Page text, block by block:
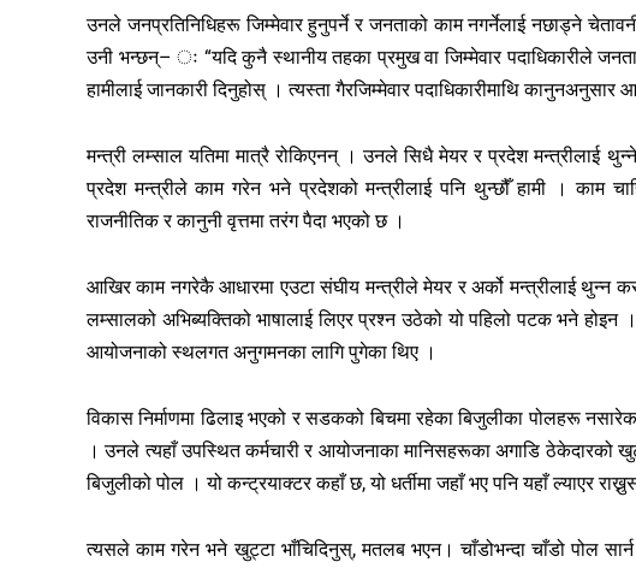
उनले जनप्रतिनिधिहरू जिम्मेवार हुनुपर्ने र जनताको काम नगर्नेलाई नछाड्ने
उनी भन्छन्– ः “यदि कुनै स्थानीय तहका प्रमुख वा जिम्मेवार पदाधिकारीले
हामीलाई जानकारी दिनुहोस् । त्यस्ता गैरजिम्मेवार पदाधिकारीमाथि
मन्त्री लम्साल यतिमा मात्रै रोकिएनन् । उनले सिधै मेयर र प्रदेश मन्त्रीलाई
प्रदेश मन्त्रीले काम गरेन भने प्रदेशको मन्त्रीलाई पनि थुन्छौँ हामी । काम
राजनीतिक र कानुनी वृत्तमा तरंग पैदा भएको छ ।
आखिर काम नगरेकै आधारमा एउटा संघीय मन्त्रीले मेयर र अर्को मन्त्रीलाई थुन्न
लम्सालको अभिब्यक्तिको भाषालाई लिएर प्रश्न उठेको यो पहिलो पटक भने
आयोजनाको स्थलगत अनुगमनका लागि पुगेका थिए ।
विकास निर्माणमा ढिलाइ भएको र सडकको बिचमा रहेका बिजुलीका पोलहरू
। उनले त्यहाँ उपस्थित कर्मचारी र आयोजनाका मानिसहरूका अगाडि ठेकेदारको
बिजुलीको पोल । यो कन्ट्रयाक्टर कहाँ छ, यो धर्तीमा जहाँ भए पनि यहाँ ल्याएर
त्यसले काम गरेन भने खुट्टा भाँचिदिनुस्, मतलब भएन। चाँडोभन्दा चाँडो पोल